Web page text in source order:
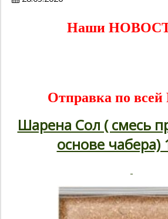
Наши
Отправка по всей
Шарена Сол ( смесь
основе чабера)